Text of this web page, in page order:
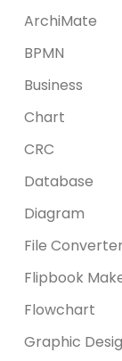
ArchiMate
BPMN
Business
Chart
CRC
Database
Diagram
File Converter
Flipbook
Flowchart
Graphic